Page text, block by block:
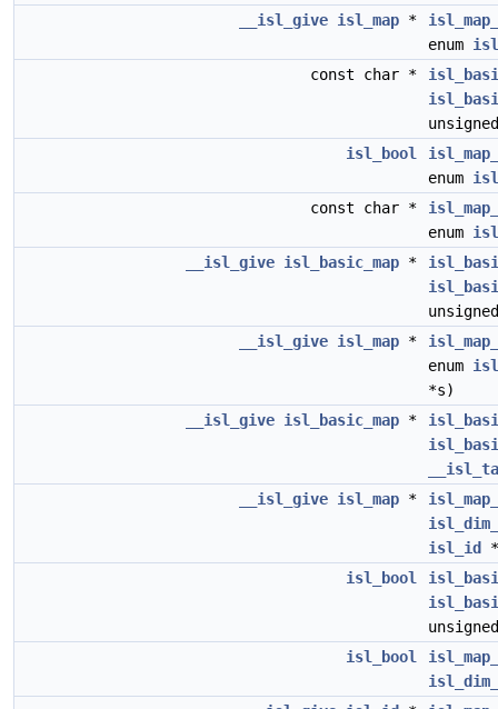
__isl_give isl_map *
enum
const char *
isl_bool
enum
const char *
enum
__isl_give isl_basic_map *
__isl_give isl_map *
enum
*s)
__isl_give isl_basic_map *
__isl_give isl_map *
isl_id
*
isl_bool
isl_bool